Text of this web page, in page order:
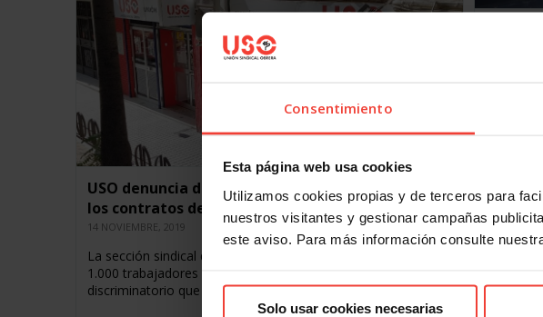
Consentimiento
Esta página web usa cookies
Utilizamos cookies propias y de terceros para
nuestros visitantes y gestionar campañas
este aviso. Para más información consulte
Solo usar cookies necesarias
de los
USO denuncia discriminación en la ampliación de
los contratos de Emergia en Córdoba
14 NOVIEMBRE, 2019
La sección sindical de USO en Emergia, empresa con más de
1.000 trabajadores en la provincia, denuncia el trato
discriminatorio que han sufrido parte de…